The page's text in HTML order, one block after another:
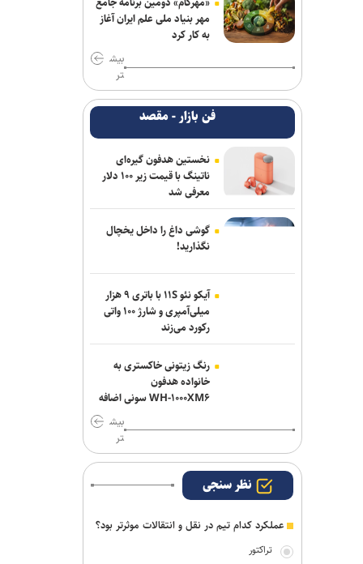
۱۴۰۵
۱۴۰۵
برزگر: همای سعادت روی دوش تارتار
نشسته است/ عیار واقعی پرسپولیس از
هفته پنجم به بعد مشخص می‌شود
خانلرخانی: پاداش تکواندوکاران با تلاشی
می‌کنند همخوانی ندارد/ سلیمی: کار اصلی
من برای ناگویا از دو تورنمنت بعد آغاز
می‌شود/ برخورداری: قانون سرباز قهرمان
کمک خوبی است+فیلم
نعمت‌پور بعد از قبول مسئولیت سپاهان در
لیگ برتر فرنگی: اولویت‌مان در سال اول
مهر بنیاد ملی علم ایران آغاز
به کار کرد
بیش
تر
فن بازار - مقصد
نخستین هدفون گیره‌ای
ناتینگ با قیمت زیر ۱۰۰ دلار
معرفی شد
گوشی داغ را داخل یخچال
نگذارید!
آیکو نئو ۱۱S با باتری ۹ هزار
میلی‌آمپری و شارژ ۱۰۰ واتی
رکورد می‌زند
رنگ زیتونی خاکستری به
خانواده هدفون
WH-۱۰۰۰XM۶ سونی اضافه
بیش
تر
نظر سنجی
عملکرد کدام تیم در نقل و انتقالات موثرتر بود؟
تراکتور